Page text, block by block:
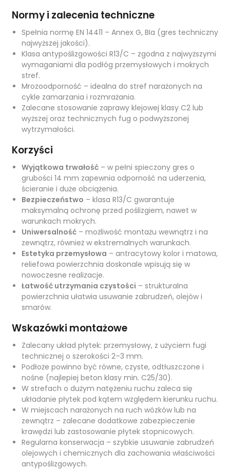
Normy i zalecenia techniczne
Spełnia normę EN 14411 – Annex G, BIa (gres techniczny
najwyższej jakości).
Klasa antypoślizgowości R13/C – zgodna z najwyższymi
wymaganiami dla podłóg przemysłowych i mokrych
stref.
Mrozoodporność – idealna do stref narażonych na
cykle zamarzania i rozmrażania.
Zalecane stosowanie zaprawy klejowej klasy C2 lub
wyższej oraz technicznych fug o podwyższonej
wytrzymałości.
Korzyści
Wyjątkowa trwałość– w pełni spieczony gres o
grubości 14 mm zapewnia odporność na uderzenia,
ścieranie i duże obciążenia.
Bezpieczeństwo – klasa R13/C gwarantuje
maksymalną ochronę przed poślizgiem, nawet w
warunkach mokrych.
Uniwersalność– możliwość montażu wewnątrz i na
zewnątrz, również w ekstremalnych warunkach.
Estetyka przemysłowa – antracytowy kolor i matowa,
reliefowa powierzchnia doskonale wpisują się w
nowoczesne realizacje.
Łatwość utrzymania czystości – strukturalna
powierzchnia ułatwia usuwanie zabrudzeń, olejów i
smarów.
Wskazówki montażowe
Zalecany układ płytek: przemysłowy, z użyciem fugi
technicznej o szerokości 2–3 mm.
Podłoże powinno być równe, czyste, odtłuszczone i
nośne (najlepiej beton klasy min. C25/30).
W strefach o dużym natężeniu ruchu zaleca się
układanie płytek pod kątem względem kierunku ruchu.
W miejscach narażonych na ruch wózków lub na
zewnątrz – zalecane dodatkowe zabezpieczenie
krawędzi lub zastosowanie płytek stopnicowych.
Regularna konserwacja – szybkie usuwanie zabrudzeń
olejowych i chemicznych dla zachowania właściwości
antypoślizgowych.